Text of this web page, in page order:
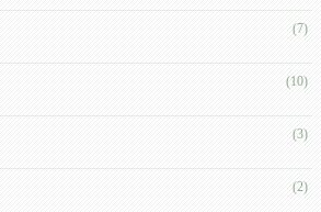
(7)
(10)
(3)
(2)